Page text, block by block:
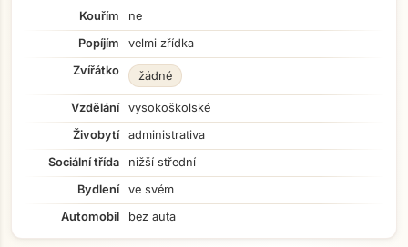
Kouřím
ne
Popíjím
velmi zřídka
Zvířátko
žádné
Vzdělání
vysokoškolské
Živobytí
administrativa
Sociální třída
nižší střední
Bydlení
ve svém
Automobil
bez auta